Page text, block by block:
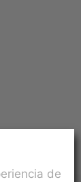
de